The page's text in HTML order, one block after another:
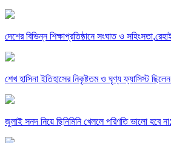
দেশের বিভিন্ন শিক্ষাপ্রতিষ্ঠানে সংঘাত ও
শেখ হাসিনা ইতিহাসের নিকৃষ্টতম ও ঘৃণ্য ফ্যাসিস্ট
জুলাই সনদ নিয়ে ছিনিমিনি খেললে পরিণতি ভালো হবে